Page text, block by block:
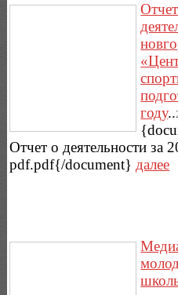
году..
Отчет о деятельности за
pdf.pdf{/document}далее